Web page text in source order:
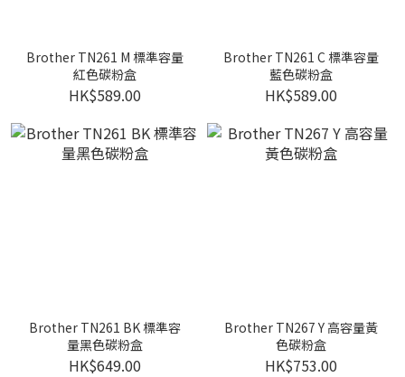
Brother TN261 M 標準容量
紅色碳粉盒
HK$589.00
Brother TN261 C 標準容量
藍色碳粉盒
HK$589.00
Brother TN261 BK 標準容
量黑色碳粉盒
HK$649.00
Brother TN267 Y 高容量黃
色碳粉盒
HK$753.00